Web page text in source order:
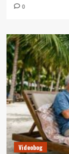
0
Videobog